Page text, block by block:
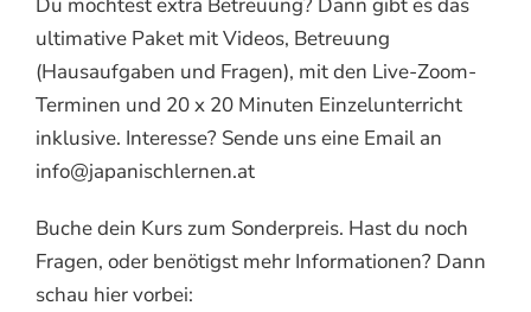
ultimative Paket mit Videos, Betreuung
(Hausaufgaben und Fragen), mit den Live-Zoom-
Terminen und 20 x 20 Minuten Einzelunterricht
inklusive. Interesse? Sende uns eine Email an
info@japanischlernen.at
Buche dein Kurs zum Sonderpreis. Hast du noch
Fragen, oder benötigst mehr Informationen? Dann
schau hier vorbei: